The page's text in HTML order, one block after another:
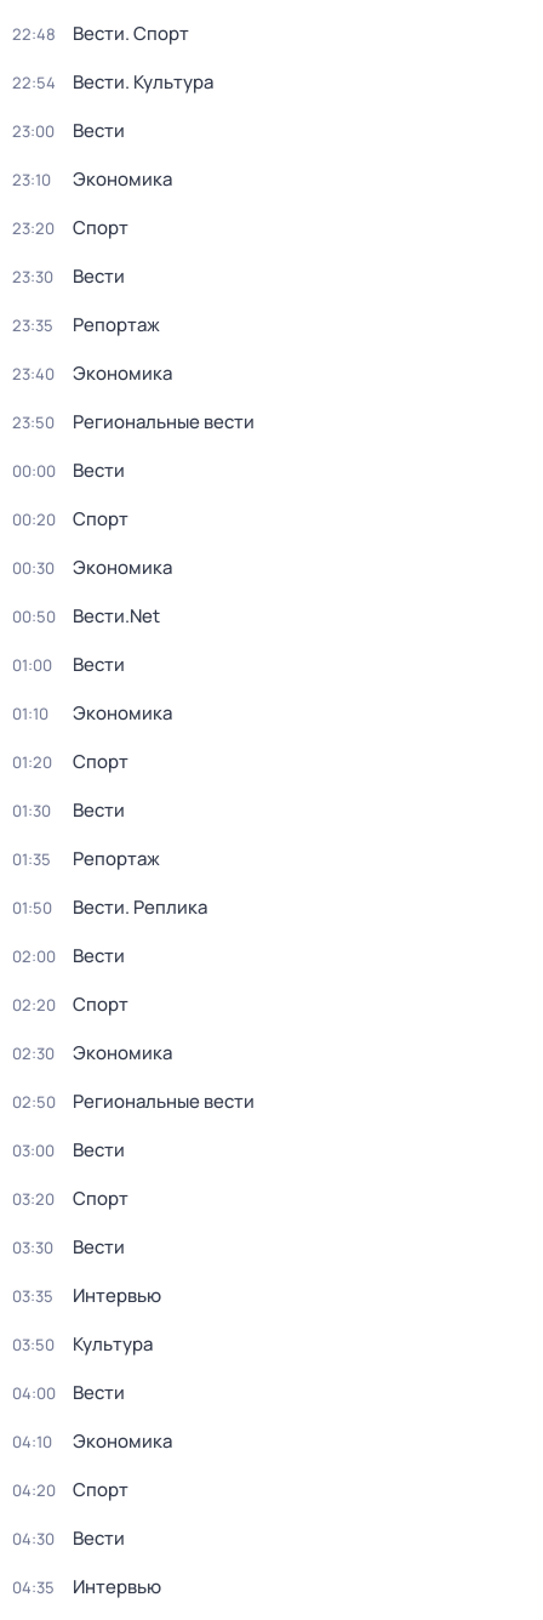
22:48 Вести. Спорт
22:54 Вести. Культура
23:00 Вести
23:10 Экономика
23:20 Спорт
23:30 Вести
23:35 Репортаж
23:40 Экономика
23:50 Региональные вести
00:00 Вести
00:20 Спорт
00:30 Экономика
00:50 Вести.Net
01:00 Вести
01:10 Экономика
01:20 Спорт
01:30 Вести
01:35 Репортаж
01:50 Вести. Реплика
02:00 Вести
02:20 Спорт
02:30 Экономика
02:50 Региональные вести
03:00 Вести
03:20 Спорт
03:30 Вести
03:35 Интервью
03:50 Культура
04:00 Вести
04:10 Экономика
04:20 Спорт
04:30 Вести
04:35 Интервью